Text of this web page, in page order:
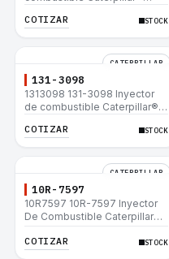
657E 631E 988F II
COTIZAR STOCK
CATERPILLAR
131-3098
1313098 131-3098 Inyector
de combustible Caterpillar®
657E 631E 988F II
COTIZAR STOCK
CATERPILLAR
10R-7597
10R7597 10R-7597 Inyector
De Combustible Caterpillar®
320C 320C L
COTIZAR STOCK